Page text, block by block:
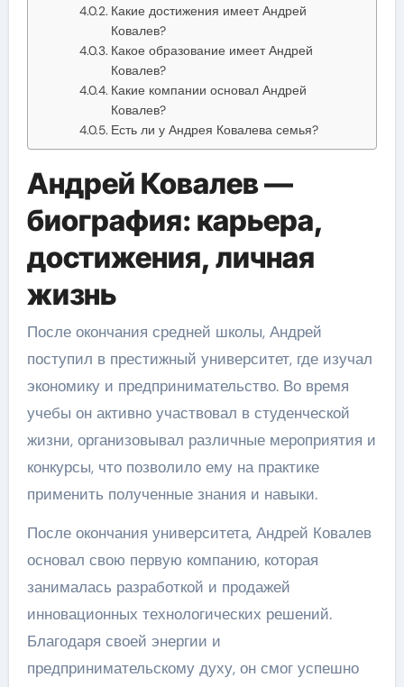
Какие достижения имеет Андрей
Ковалев?
Какое образование имеет Андрей
Ковалев?
Какие компании основал Андрей
Ковалев?
Есть ли у Андрея Ковалева семья?
Андрей Ковалев —
биография: карьера,
достижения, личная
жизнь
После окончания средней школы, Андрей
поступил в престижный университет, где изучал
экономику и предпринимательство. Во время
учебы он активно участвовал в студенческой
жизни, организовывал различные мероприятия и
конкурсы, что позволило ему на практике
применить полученные знания и навыки.
После окончания университета, Андрей Ковалев
основал свою первую компанию, которая
занималась разработкой и продажей
инновационных технологических решений.
Благодаря своей энергии и
предпринимательскому духу, он смог успешно